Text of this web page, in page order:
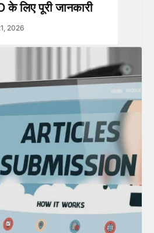
लिए पूरी जानकारी
2026